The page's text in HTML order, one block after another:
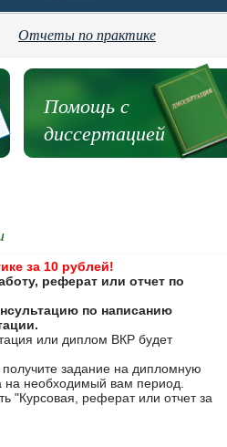
Отчеты по практике
Помощь с
диссертацией
за 10 рублей!
реферат или отчет по
по написанию
или диплом ВКР будет
задание на дипломную
необходимый вам период.
"Курсовая, реферат или отчет за